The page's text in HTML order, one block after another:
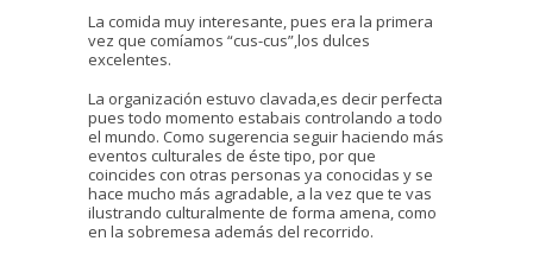
La comida muy interesante, pues era la primera
vez que comíamos “cus-cus”,los dulces
excelentes.
La organización estuvo clavada,es decir perfecta
pues todo momento estabais controlando a todo
el mundo. Como sugerencia seguir haciendo más
eventos culturales de éste tipo, por que
coincides con otras personas ya conocidas y se
hace mucho más agradable, a la vez que te vas
ilustrando culturalmente de forma amena, como
en la sobremesa además del recorrido.